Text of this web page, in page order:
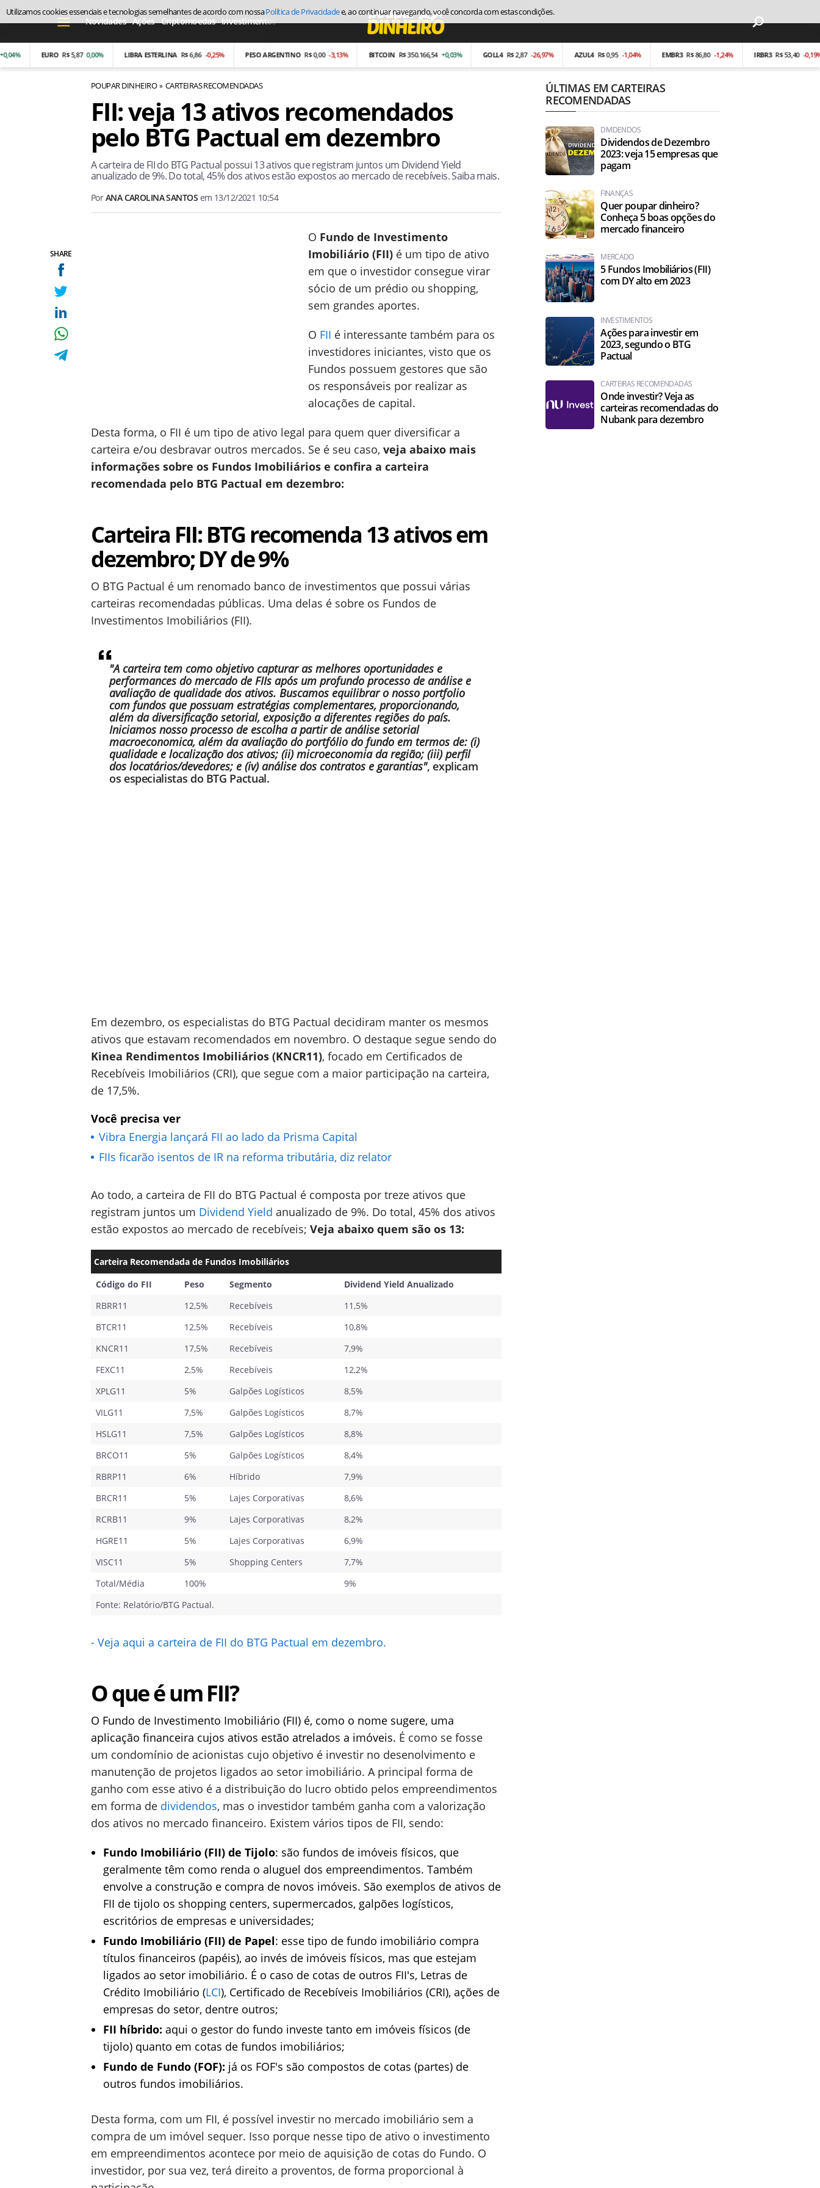
Novidades Ações Criptomoedas Investimentos Economia
EURO R$ 5,87 0,00% LIBRA ESTERLINA R$ 6,86 -0,25% PESO ARGENTINO R$ 0,00 -3,13% BITCOIN R$ 350.166,54 +0,03% GOLL4 R$ 2,87 -26,97% AZUL4 R$ 0,95 -1,04% EMBR3 R$ 86,80 -1,24% IRBR3 R$ 53,40 -0,19%
POUPAR DINHEIRO CARTEIRAS RECOMENDADAS
SHARE
FII: veja 13 ativos recomendados
pelo BTG Pactual em dezembro
A carteira de FII do BTG Pactual possui 13 ativos que registram juntos um Dividend Yield
anualizado de 9%. Do total, 45% dos ativos estão expostos ao mercado de recebíveis. Saiba mais.
PorANA CAROLINA SANTOS em 13/12/2021 10:54
O Fundo de Investimento
Imobiliário (FII) é um tipo de ativo
em que o investidor consegue virar
sócio de um prédio ou shopping,
sem grandes aportes.
O FII é interessante também para os
investidores iniciantes, visto que os
Fundos possuem gestores que são
os responsáveis por realizar as
alocações de capital.
Desta forma, o FII é um tipo de ativo legal para quem quer diversificar a
carteira e/ou desbravar outros mercados. Se é seu caso, veja abaixo mais
informações sobre os Fundos Imobiliários e confira a carteira
recomendada pelo BTG Pactual em dezembro:
Carteira FII: BTG recomenda 13 ativos em
dezembro; DY de 9%
O BTG Pactual é um renomado banco de investimentos que possui várias
carteiras recomendadas públicas. Uma delas é sobre os Fundos de
Investimentos Imobiliários (FII).
"A carteira tem como objetivo capturar as melhores oportunidades e
performances do mercado de FIIs após um profundo processo de análise e
avaliação de qualidade dos ativos. Buscamos equilibrar o nosso portfolio
com fundos que possuam estratégias complementares, proporcionando,
além da diversificação setorial, exposição a diferentes regiões do país.
Iniciamos nosso processo de escolha a partir de análise setorial
macroeconomica, além da avaliação do portfólio do fundo em termos de: (i)
qualidade e localização dos ativos; (ii) microeconomia da região; (iii) perfil
dos locatários/devedores; e (iv) análise dos contratos e garantias", explicam
os especialistas do BTG Pactual.
Em dezembro, os especialistas do BTG Pactual decidiram manter os mesmos
ativos que estavam recomendados em novembro. O destaque segue sendo do
Kinea Rendimentos Imobiliários (KNCR11), focado em Certificados de
Recebíveis Imobiliários (CRI), que segue com a maior participação na carteira,
de 17,5%.
Você precisa ver
Vibra Energia lançará FII ao lado da Prisma Capital
FIIs ficarão isentos de IR na reforma tributária, diz relator
Ao todo, a carteira de FII do BTG Pactual é composta por treze ativos que
registram juntos um Dividend Yield anualizado de 9%. Do total, 45% dos ativos
estão expostos ao mercado de recebíveis; Veja abaixo quem são os 13:
Carteira Recomendada de Fundos Imobiliários
Código do FII
Peso Segmento
Dividend Yield Anualizado
RBRR11
12,5% Recebíveis
11,5%
BTCR11
12,5% Recebíveis
10,8%
KNCR11
17,5% Recebíveis
7,9%
FEXC11
2,5% Recebíveis
12,2%
XPLG11
5% Galpões Logísticos
8,5%
VILG11
7,5% Galpões Logísticos
8,7%
HSLG11
7,5% Galpões Logísticos
8,8%
BRCO11
5% Galpões Logísticos
8,4%
RBRP11
6% Híbrido
7,9%
BRCR11
5% Lajes Corporativas
8,6%
RCRB11
9% Lajes Corporativas
8,2%
HGRE11
5% Lajes Corporativas
6,9%
VISC11
5% Shopping Centers
7,7%
Total/Média
100%
9%
Fonte: Relatório/BTG Pactual.
- Veja aqui a carteira de FII do BTG Pactual em dezembro.
O que é um FII?
O Fundo de Investimento Imobiliário (FII) é, como o nome sugere, uma
aplicação financeira cujos ativos estão atrelados a imóveis. É como se fosse
um condomínio de acionistas cujo objetivo é investir no desenolvimento e
manutenção de projetos ligados ao setor imobiliário. A principal forma de
ganho com esse ativo é a distribuição do lucro obtido pelos empreendimentos
em forma de dividendos, mas o investidor também ganha com a valorização
dos ativos no mercado financeiro. Existem vários tipos de FII, sendo:
Fundo Imobiliário (FII) de Tijolo: são fundos de imóveis físicos, que
geralmente têm como renda o aluguel dos empreendimentos. Também
envolve a construção e compra de novos imóveis. São exemplos de ativos de
FII de tijolo os shopping centers, supermercados, galpões logísticos,
escritórios de empresas e universidades;
Fundo Imobiliário (FII) de Papel: esse tipo de fundo imobiliário compra
títulos financeiros (papéis), ao invés de imóveis físicos, mas que estejam
ligados ao setor imobiliário. É o caso de cotas de outros FII's, Letras de
Crédito Imobiliário (LCI), Certificado de Recebíveis Imobiliários (CRI), ações de
empresas do setor, dentre outros;
FII híbrido: aqui o gestor do fundo investe tanto em imóveis físicos (de
tijolo) quanto em cotas de fundos imobiliários;
Fundo de Fundo (FOF): já os FOF's são compostos de cotas (partes) de
outros fundos imobiliários.
Desta forma, com um FII, é possível investir no mercado imobiliário sem a
compra de um imóvel sequer. Isso porque nesse tipo de ativo o investimento
em empreendimentos acontece por meio de aquisição de cotas do Fundo. O
investidor, por sua vez, terá direito a proventos, de forma proporcional à
ÚLTIMAS EM CARTEIRAS
RECOMENDADAS
DIVIDENDOS
Dividendos de Dezembro
2023: veja 15 empresas que
pagam
FINANÇAS
Quer poupar dinheiro?
Conheça 5 boas opções do
mercado financeiro
MERCADO
5 Fundos Imobiliários (FII)
com DY alto em 2023
INVESTIMENTOS
Ações para investir em
2023, segundo o BTG
Pactual
CARTEIRAS RECOMENDADAS
Onde investir? Veja as
carteiras recomendadas do
Nubank para dezembro
Utilizamos cookies essenciais e tecnologias semelhantes de acordo com nossaPolítica de Privacidadee, ao continuar navegando, você concorda com estas condições.